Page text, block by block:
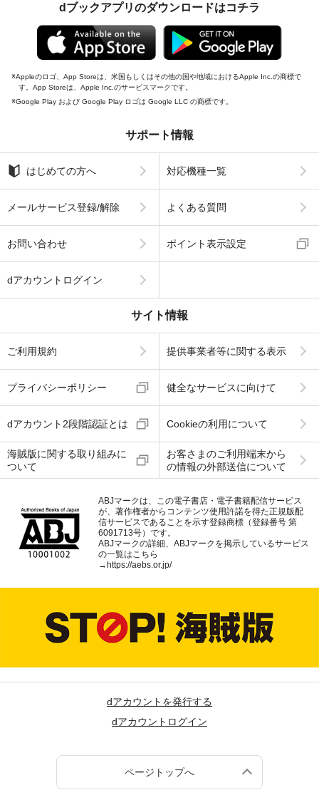
dブックアプリのダウンロードはコチラ
Appleのロゴ、App Storeは、米国もしくはその他の国や地域におけるApple Inc.の商標で
す。App Storeは、Apple Inc.のサービスマークです。
Google Play および Google Play ロゴは Google LLC の商標です。
サポート情報
はじめての方へ 対応機種一覧
メールサービス登録/解除 よくある質問
お問い合わせ ポイント表示設定
dアカウントログイン
サイト情報
ご利用規約 提供事業者等に関する表示
プライバシーポリシー 健全なサービスに向けて
dアカウント2段階認証とは Cookieの利用について
海賊版に関する取り組みに
ついて
お客さまのご利用端末から
の情報の外部送信について
ABJマークは、この電子書店・電子書籍配信サービス
が、著作権者からコンテンツ使用許諾を得た正規版配
信サービスであることを示す登録商標（登録番号 第
6091713号）です。
ABJマークの詳細、ABJマークを掲示しているサービス
の一覧はこちら
→https://aebs.or.jp/
dアカウントを発行する
dアカウントログイン
ページトップへ